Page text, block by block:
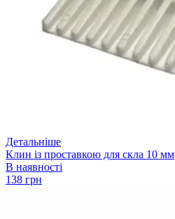
Детальніше
Клин із проставкою для скла 10 мм
В наявності
138 грн